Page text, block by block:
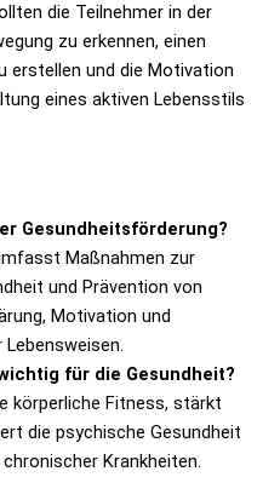
die Teilnehmer in der
zu erkennen, einen
erstellen und die Motivation
eines aktiven Lebensstils
Gesundheitsförderung?
Maßnahmen zur
und Prävention von
Motivation und
für die Gesundheit?
körperliche Fitness, stärkt
die psychische Gesundheit
Krankheiten.